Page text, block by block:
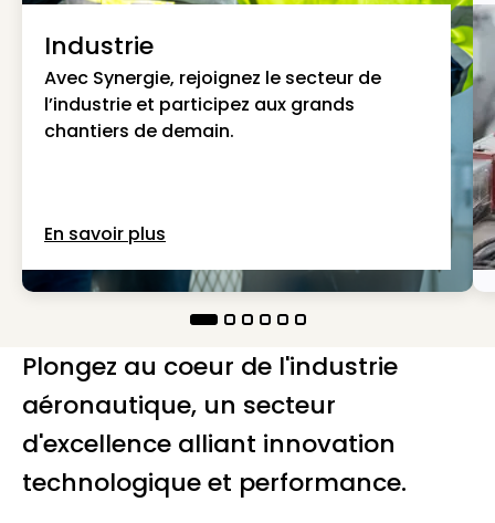
Industrie
Avec Synergie, rejoignez le secteur de
l’industrie et participez aux grands
chantiers de demain.
En savoir plus
Plongez au coeur de l'industrie
aéronautique, un secteur
d'excellence alliant innovation
technologique et performance.